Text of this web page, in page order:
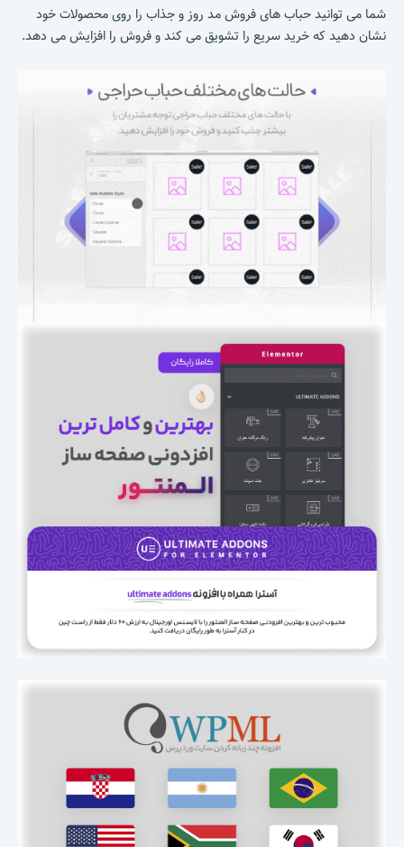
شما می توانید حباب های فروش مد روز و جذاب را روی محصولات خود
نشان دهید که خرید سریع را تشویق می کند و فروش را افزایش می دهد.